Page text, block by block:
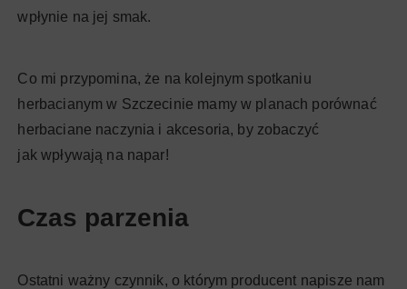
wpłynie na jej smak.
Co mi przypomina, że na kolejnym spotkaniu
herbacianym w Szczecinie mamy w planach porównać
herbaciane naczynia i akcesoria, by zobaczyć
jak wpływają na napar!
Czas parzenia
Ostatni ważny czynnik, o którym producent napisze nam